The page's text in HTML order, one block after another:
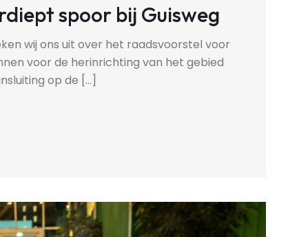
spoor bij Guisweg
wij ons uit over het raadsvoorstel voor
voor de herinrichting van het gebied
op de [...]